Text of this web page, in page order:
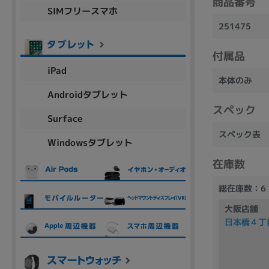
251475
付属品
本体のみ
スペック
スペック表
在庫数
総在庫数：6
大阪店舗
日本橋４丁
SIMフリースマホ
iPad
Androidタブレット
Surface
Windowsタブレット
商品シリーズ名・ブランド名の絞り込み。
Thinkpad
aspire Inspiron
商品の搭載機能による絞り込み
Webカメラ内蔵
ランク
商品状態の絞り込み
新品/未使用 中古 新品